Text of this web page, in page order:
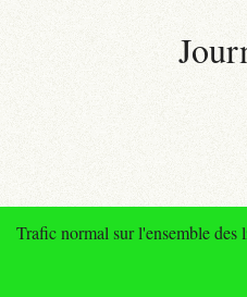
Trafic normal sur l'ensemble des